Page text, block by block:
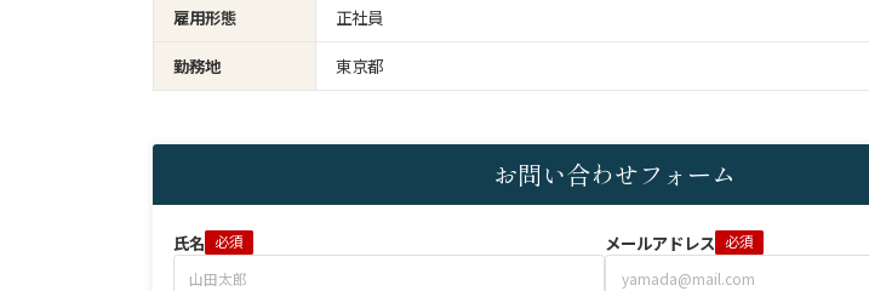
雇用形態
正社員
勤務地
東京都
お問い合わせフォーム
氏名 必須 メールアドレス 必須